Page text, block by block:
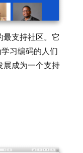
支持社区。它
习编码的人们
展成为一个支持